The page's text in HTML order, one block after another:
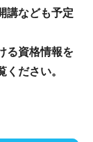
講なども予定
る資格情報を
ださい。